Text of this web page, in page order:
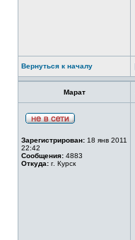
Вернуться к началу
Марат
Зарегистрирован: 18 янв 2011
22:42
Сообщения: 4883
Откуда: г. Курск